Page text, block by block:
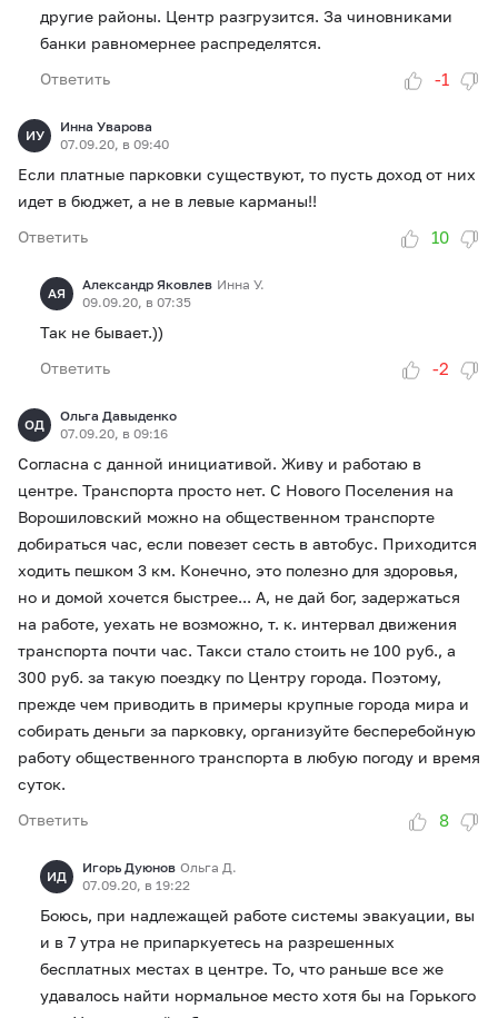
другие районы. Центр разгрузится. За чиновниками
банки равномернее распределятся.
Ответить
-1
ИУ
Инна Уварова
07.09.20, в 09:40
Если платные парковки существуют, то пусть доход от них
идет в бюджет, а не в левые карманы!!
Ответить
10
АЯ
Александр Яковлев Инна У.
09.09.20, в 07:35
Так не бывает.))
Ответить
-2
ОД
Ольга Давыденко
07.09.20, в 09:16
Согласна с данной инициативой. Живу и работаю в
центре. Транспорта просто нет. С Нового Поселения на
Ворошиловский можно на общественном транспорте
добираться час, если повезет сесть в автобус. Приходится
ходить пешком 3 км. Конечно, это полезно для здоровья,
но и домой хочется быстрее... А, не дай бог, задержаться
на работе, уехать не возможно, т. к. интервал движения
транспорта почти час. Такси стало стоить не 100 руб., а
300 руб. за такую поездку по Центру города. Поэтому,
прежде чем приводить в примеры крупные города мира и
собирать деньги за парковку, организуйте бесперебойную
работу общественного транспорта в любую погоду и время
суток.
Ответить
8
ИД
Игорь Дуюнов Ольга Д.
07.09.20, в 19:22
Боюсь, при надлежащей работе системы эвакуации, вы
и в 7 утра не припаркуетесь на разрешенных
бесплатных местах в центре. То, что раньше все же
удавалось найти нормальное место хотя бы на Горького